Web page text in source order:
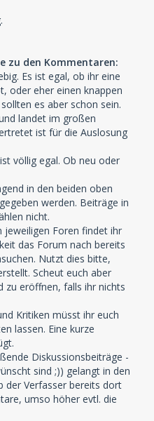
zu den Kommentaren:
Es ist egal, ob ihr eine
oder eher einen knappen
es aber schon sein.
landet im großen
ist für die Auslosung
völlig egal. Ob neu oder
in den beiden oben
werden. Beiträge in
nicht.
jeweiligen Foren findet ihr
das Forum nach bereits
Nutzt dies bitte,
Scheut euch aber
zu eröffnen, falls ihr nichts
Kritiken müsst ihr euch
lassen. Eine kurze
Diskussionsbeiträge -
sind ;)) gelangt in den
der Verfasser bereits dort
umso höher evtl. die